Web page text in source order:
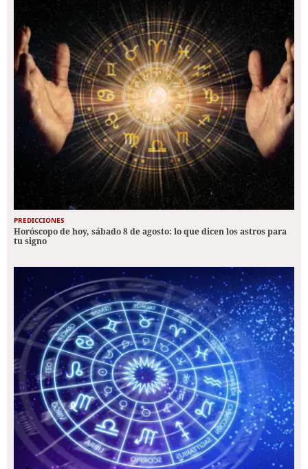
PREDICCIONES
Horóscopo de hoy, sábado 8 de agosto: lo que dicen los astros para
tu signo